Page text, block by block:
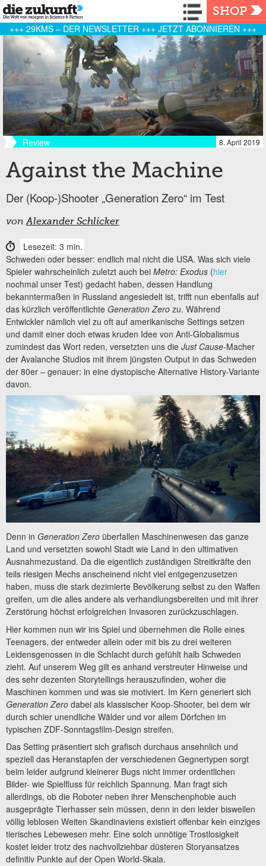
Navigation
SHOP
+++ 29KMS – DER NEWSLETTER +++ JETZT ABONNIEREN +++
Review 8. April 2019
Against the Machine
Der (Koop-)Shooter „Generation Zero“ im Test
vonAlexander Schlicker
Lesezeit: 3 min.
Schweden oder besser: endlich mal nicht die USA. Was sich viele
Spieler wahrscheinlich zuletzt auch bei Metro: Exodus (hier
nochmal unser Test) gedacht haben, dessen Handlung
bekanntermaßen in Russland angesiedelt ist, trifft nun ebenfalls auf
das kürzlich veröffentlichte Generation Zero zu. Während
Entwickler nämlich viel zu oft auf amerikanische Settings setzen
und damit einer doch etwas kruden Idee von Anti-Globalismus
zumindest das Wort reden, versetzten uns die Just Cause-Macher
der Avalanche Studios mit ihrem jüngsten Output in das Schweden
der 80er – genauer: in eine dystopische Alternative History-Variante
davon.
Denn in Generation Zero überfallen Maschinenwesen das ganze
Land und versetzten sowohl Stadt wie Land in den ultimativen
Ausnahmezustand. Da die eigentlich zuständigen Streitkräfte den
teils riesigen Mechs anscheinend nicht viel entgegenzusetzen
haben, muss die stark dezimierte Bevölkerung selbst zu den Waffen
greifen, um die alles andere als verhandlungsbereiten und mit ihrer
Zerstörung höchst erfolgreichen Invasoren zurückzuschlagen.
Hier kommen nun wir ins Spiel und übernehmen die Rolle eines
Teenagers, der entweder allein oder mit bis zu drei weiteren
Leidensgenossen in die Schlacht durch gefühlt halb Schweden
zieht. Auf unserem Weg gilt es anhand verstreuter Hinweise und
des sehr dezenten Storytellings herauszufinden, woher die
Maschinen kommen und was sie motiviert. Im Kern generiert sich
Generation Zero dabei als klassischer Koop-Shooter, bei dem wir
durch schier unendliche Wälder und vor allem Dörfchen im
typischen ZDF-Sonntagsfilm-Design streifen.
Das Setting präsentiert sich grafisch durchaus ansehnlich und
speziell das Heranstapfen der verschiedenen Gegnertypen sorgt
beim leider aufgrund kleinerer Bugs nicht immer ordentlichen
Bilder- wie Spielfluss für reichlich Spannung. Man fragt sich
allerdings, ob die Roboter neben ihrer Menschenphobie auch
ausgeprägte Tierhasser sein müssen, denn in den leider bisweilen
völlig leblosen Weiten Skandinaviens existiert offenbar kein einziges
tierisches Lebewesen mehr. Eine solch unnötige Trostlosigkeit
kostet leider trotz des nachvollziehbar düsteren Storyansatzes
definitiv Punkte auf der Open World-Skala.